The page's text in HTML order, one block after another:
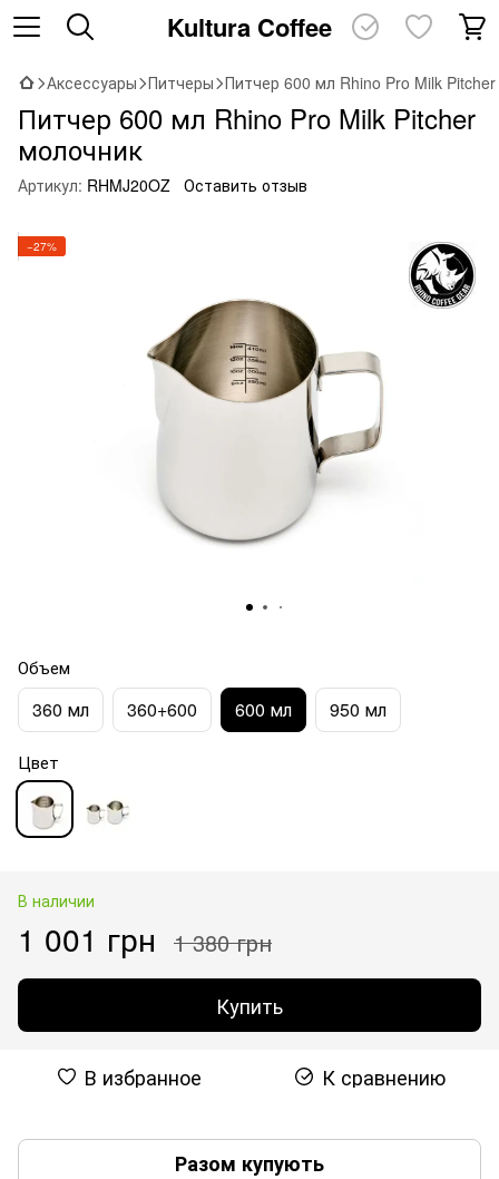
Kultura Coffee
Аксессуары Питчеры Питчер 600 мл Rhino Pro Milk
Питчер 600 мл Rhino Pro Milk Pitcher
молочник
Артикул: RHMJ20OZ Оставить отзыв
−27%
Объем
360 мл 360+600 600 мл 950 мл
Цвет
В наличии
1 001 грн 1 380 грн
Купить
В избранное К сравнению
Разом купують